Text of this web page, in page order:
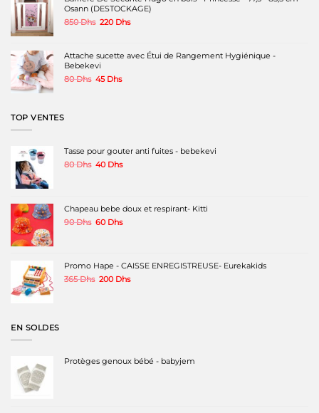
Osann (DESTOCKAGE)
850Dhs Le
850 Dhs.
220 DhsLe
220 Dhs.
Attache sucette avec Étui de Rangement Hygiénique -
Bebekevi
80Dhs Le
45 DhsLe
TOP VENTES
Tasse pour gouter anti fuites - bebekevi
80Dhs Le
80 Dhs.
40 DhsLe
40 Dhs.
Chapeau bebe doux et respirant- Kitti
90Dhs Le
90 Dhs.
60 DhsLe
60 Dhs.
Promo Hape - CAISSE ENREGISTREUSE- Eurekakids
365Dhs Le
200 DhsLe
EN SOLDES
Protèges genoux bébé - babyjem